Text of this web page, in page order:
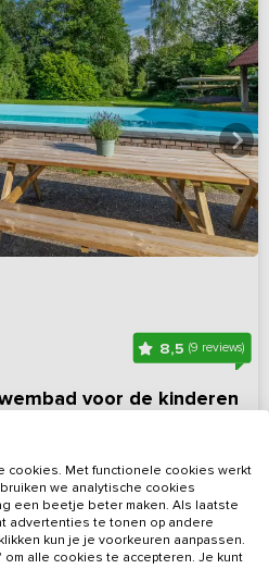
8,5(9 reviews)
voor de kinderen
3
Bekijk details
cookies. Met functionele cookies werkt
we analytische cookies
een beetje beter maken. Als laatste
advertenties te tonen op andere
kun je je voorkeuren aanpassen.
alle cookies te accepteren. Je kunt